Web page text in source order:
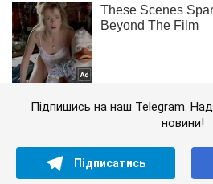
Підпишись на наш Telegram.
новини!
Підписатись